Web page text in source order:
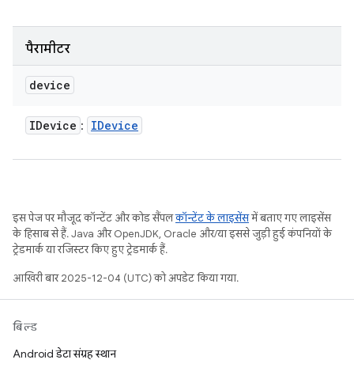
पैरामीटर
device
IDevice : IDevice
इस पेज पर मौजूद कॉन्टेंट और कोड सैंपलकॉन्टेंट के लाइसेंसमें बताए गए लाइसेंस
के हिसाब से हैं. Java और OpenJDK, Oracle और/या इससे जुड़ी हुई कंपनियों के
ट्रेडमार्क या रजिस्टर किए हुए ट्रेडमार्क हैं.
आखिरी बार 2025-12-04 (UTC) को अपडेट किया गया.
बिल्ड
Android डेटा संग्रह स्थान